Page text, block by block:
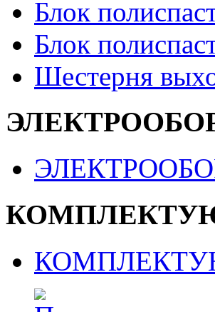
Блок
Блок
Шестерня